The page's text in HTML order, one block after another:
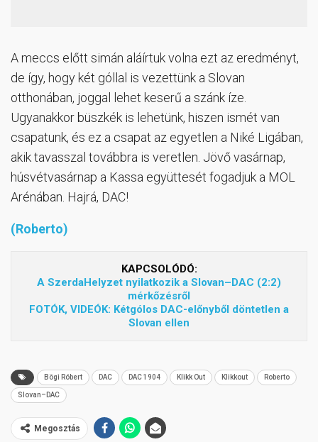
A meccs előtt simán aláírtuk volna ezt az eredményt,
de így, hogy két góllal is vezettünk a Slovan
otthonában, joggal lehet keserű a szánk íze.
Ugyanakkor büszkék is lehetünk, hiszen ismét van
csapatunk, és ez a csapat az egyetlen a Niké Ligában,
akik tavasszal továbbra is veretlen. Jövő vasárnap,
húsvétvasárnap a Kassa együttesét fogadjuk a MOL
Arénában. Hajrá, DAC!
(Roberto)
KAPCSOLÓDÓ:
A SzerdaHelyzet nyilatkozik a Slovan–DAC (2:2)
mérkőzésről
FOTÓK, VIDEÓK: Kétgólos DAC-előnyből döntetlen a
Slovan ellen
Bögi Róbert DAC DAC 1904 Klikk Out Klikkout Roberto
Slovan–DAC
Megosztás